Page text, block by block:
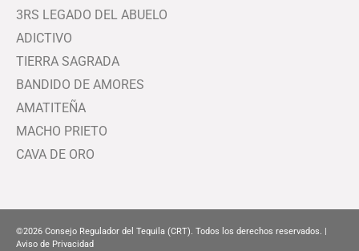
3RS LEGADO DEL ABUELO
ADICTIVO
TIERRA SAGRADA
BANDIDO DE AMORES
AMATITEÑA
MACHO PRIETO
CAVA DE ORO
©2026 Consejo Regulador del Tequila (CRT). Todos los derechos reservados. |
Aviso de Privacidad